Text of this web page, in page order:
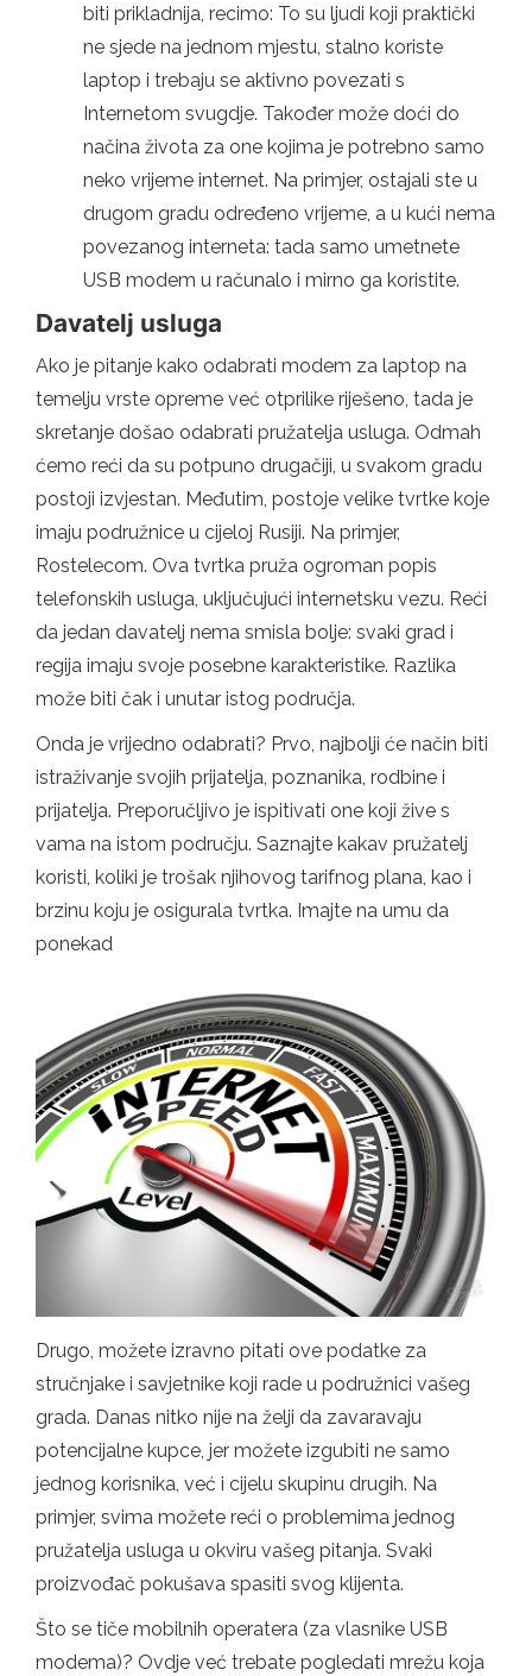
biti prikladnija, recimo: To su ljudi koji praktički
ne sjede na jednom mjestu, stalno koriste
laptop i trebaju se aktivno povezati s
Internetom svugdje. Također može doći do
načina života za one kojima je potrebno samo
neko vrijeme internet. Na primjer, ostajali ste u
drugom gradu određeno vrijeme, a u kući nema
povezanog interneta: tada samo umetnete
USB modem u računalo i mirno ga koristite.
Davatelj usluga
Ako je pitanje kako odabrati modem za laptop na
temelju vrste opreme već otprilike riješeno, tada je
skretanje došao odabrati pružatelja usluga. Odmah
ćemo reći da su potpuno drugačiji, u svakom gradu
postoji izvjestan. Međutim, postoje velike tvrtke koje
imaju podružnice u cijeloj Rusiji. Na primjer,
Rostelecom. Ova tvrtka pruža ogroman popis
telefonskih usluga, uključujući internetsku vezu. Reći
da jedan davatelj nema smisla bolje: svaki grad i
regija imaju svoje posebne karakteristike. Razlika
može biti čak i unutar istog područja.
Onda je vrijedno odabrati? Prvo, najbolji će način biti
istraživanje svojih prijatelja, poznanika, rodbine i
prijatelja. Preporučljivo je ispitivati ​​one koji žive s
vama na istom području. Saznajte kakav pružatelj
koristi, koliki je trošak njihovog tarifnog plana, kao i
brzinu koju je osigurala tvrtka. Imajte na umu da
ponekad
Drugo, možete izravno pitati ove podatke za
stručnjake i savjetnike koji rade u podružnici vašeg
grada. Danas nitko nije na želji da zavaravaju
potencijalne kupce, jer možete izgubiti ne samo
jednog korisnika, već i cijelu skupinu drugih. Na
primjer, svima možete reći o problemima jednog
pružatelja usluga u okviru vašeg pitanja. Svaki
proizvođač pokušava spasiti svog klijenta.
Što se tiče mobilnih operatera (za vlasnike USB
modema)? Ovdje već trebate pogledati mrežu koja